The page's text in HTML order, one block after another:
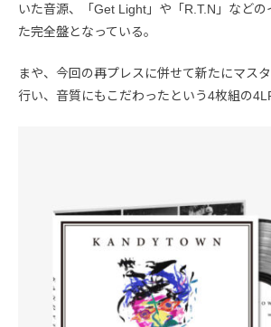
いた音源、「Get Light」や「R.T.N」など
た完全盤となっている。
まや、今回の再プレスに併せて新たにマス
行い、音質にもこだわったという4枚組の